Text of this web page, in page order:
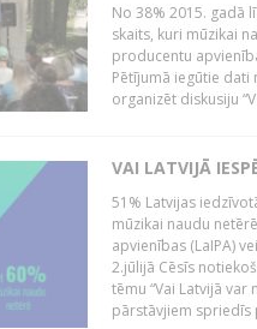
No 38% 2015. gadā
skaits, kuri mūzikai
producentu
Pētījumā iegūtie dati
organizēt diskusiju
VAI LATVIJĀ
51% Latvijas
mūzikai naudu
apvienības (LaIPA)
2.jūlijā Cēsīs
tēmu “Vai Latvijā
pārstāvjiem spriedīs